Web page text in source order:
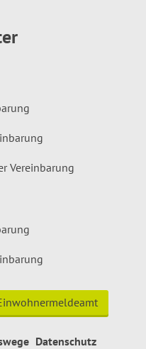
Vereinbarung
Datenschutz